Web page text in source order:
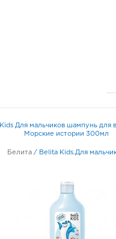
Kids Для мальчиков шампунь для
Морские истории 300мл
Белита / Belita Kids.Для